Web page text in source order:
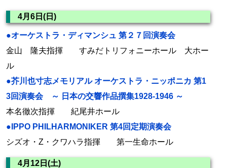
4月6日(日)
●オーケストラ・ディマンシュ 第２７回演奏会
金山 隆夫指揮 すみだトリフォニーホール 大ホー
ル
●芥川也寸志メモリアル オーケストラ・ニッポニカ 第1
3回演奏会 ～ 日本の交響作品撰集1928-1946 ～
本名徹次指揮 紀尾井ホール
●IPPO PHILHARMONIKER 第4回定期演奏会
シズオ・Z・クワハラ指揮 第一生命ホール
4月12日(土)